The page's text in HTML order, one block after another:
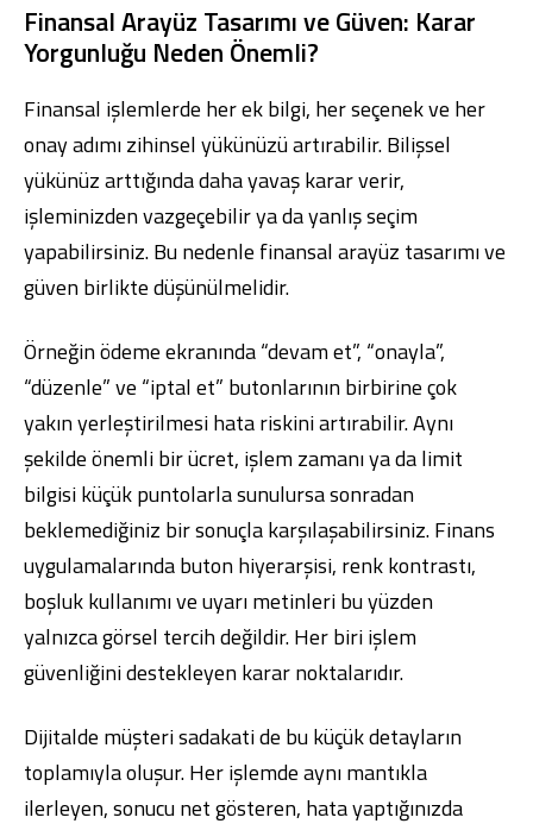
Finansal Arayüz Tasarımı ve Güven: Karar
Yorgunluğu Neden Önemli?
Finansal işlemlerde her ek bilgi, her seçenek ve her
onay adımı zihinsel yükünüzü artırabilir. Bilişsel
yükünüz arttığında daha yavaş karar verir,
işleminizden vazgeçebilir ya da yanlış seçim
yapabilirsiniz. Bu nedenle finansal arayüz tasarımı ve
güven birlikte düşünülmelidir.
Örneğin ödeme ekranında “devam et”, “onayla”,
“düzenle” ve “iptal et” butonlarının birbirine çok
yakın yerleştirilmesi hata riskini artırabilir. Aynı
şekilde önemli bir ücret, işlem zamanı ya da limit
bilgisi küçük puntolarla sunulursa sonradan
beklemediğiniz bir sonuçla karşılaşabilirsiniz. Finans
uygulamalarında buton hiyerarşisi, renk kontrastı,
boşluk kullanımı ve uyarı metinleri bu yüzden
yalnızca görsel tercih değildir. Her biri işlem
güvenliğini destekleyen karar noktalarıdır.
Dijitalde müşteri sadakati de bu küçük detayların
toplamıyla oluşur. Her işlemde aynı mantıkla
ilerleyen, sonucu net gösteren, hata yaptığınızda